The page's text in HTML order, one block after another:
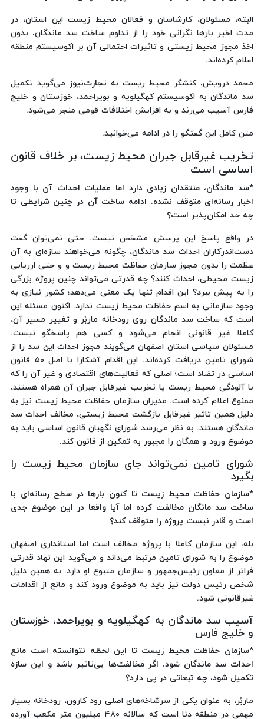
البته، مسئولان، کارشاسان و فعالان محیط زیست این استان، در
مدت اخیر بارها نگرانی خود را از تداوم ساخت سد ماندگان، بدون
اخذ مجوز محیط زیستی و تاثیرات احتمالی آن بر اکوسیستم منطقه
اعلام کرده‌اند.
محمد درویش، کنشگر محیط زیست به تجارت‌نیوز می‌گوید تکمیل
سد ماندگان به اکوسیستم کهگیلویه و بویراحمد، خوزستان و خلیج
فارس آسیب می‌زند و به افزایش اختلافات قومی منجر می‌شود.
متن کامل این گفتگو را در ادامه می‌خوانید.
تخریب غیرقابل جبران محیط زیست، بر خلاف قانون
اساسی است
*سد ماندگان، منتقدان زیادی دارد اما عملیات احداث آن با وجود
اخبار رسانه‌ای متوقف نشده. ادامه ساخت آن در چنین شرایطی تا
چه حد امکان‌پذیر است؟
در واقع پاسخ این پرسش مشخص نیست. حتی نمی‌توان گفت
دست‌اندرکاران احداث سد ماندگان، چگونه می‌خواهند سازه‌ای به آن
عظمت را بدون مجوز سازمان حفاظت محیط زیست و و حتی ارزیابی
زیست محیطی، احداث کنند؟ چه قدرتی می‌تواند چنین پروژه بزرگی
را به پیش ببرد؟ این اقدام تنها یک معنی می‌دهد؛ کشور نیازی به
وجود سازمانی به اسم حفاظت محیط زیست ندارد. اکنون مسئله این
است که ساخت سد ماندگان روی رودخانه ماربُر و تغییر مسیر آن،
کاملا غیر قانونی انجام می‌شود و کسی هم پاسخگو نیست.
مسئولان سیاسی استان اصفهان می‌گویند مجوز احداث این سد را از
شورای تامین دریافت کرده‌اند. این اقدام آشکارا با اصل ۵۰ قانون
اساسی در تضاد است؛ اصلی که فعالیت‌های اقتصادی و غیر آن را که
با آلودگی محیط زیست یا تخریب غیرقابل جبران آن همراه هستند،
ممنوع اعلام کرده است. مدیران سازمان حفاظت محیط زیست نیز به
دلیل همین تاثیر غیرقابل بازگشت محیط زیستی، مخالف احداث سد
ماندگان هستند. به نظر می‌رسد شورای نگهبان قانون اساسی باید به
موضوع ورود و همگان را مجبور به تمکین از قانون کند.
شورای تامین نمی‌تواند جای سازمان محیط زیست را
بگیرد
*سازمان حفاظت محیط زیست تا کنون بارها در سطح رسانه‌ای با
ساخت سد مانگان مخالفت کرده اما آیا واقعا در این موضوع جدی
است و قادر نیست پروژه را متوقف کند؟
بله، این سازمان کاملا با پروژه مخالف است اما استانداری اصفهان
موضوع را به شورای تامین مرتبط می‌داند و می‌گوید این نهاد قدرتی
فراتر از معاون رئیس‌جمهور و سازمان متبوع او دارد. به همین دلیل
شخص رئیس‌ دولت نیز باید به موضوع ورود کند و مانع از اقدامات
غیرقانونی شود.
آسیب سد ماندگان به کهگیلویه و بویراحمد، خوزستان
و خلیج فارس
*سازمان حفاظت محیط زیست تا این لحظه نتوانسته است مانع
احداث سد ماندگان شود. اگر مخالفت‌ها بی‌تاثیر باشد و این سازه
تکمیل شود، چه تبعاتی در پی دارد؟
ماربُر، به عنوان یکی از سرشاخه‌های اصلی رود کارون، رودخانه بسیار
مهمی در منطقه دنا است که سالانه ۴۸۰ میلیون متر مکعب آورده